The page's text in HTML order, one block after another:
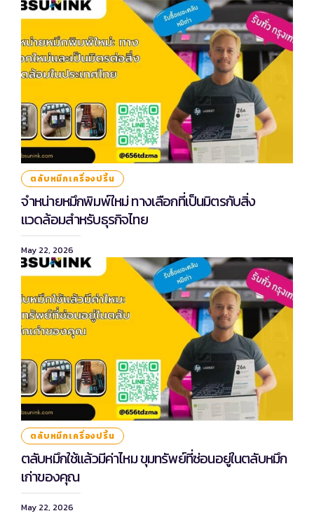
ตลับหมึกเครื่องปริ้น
จำหน่ายหมึกพิมพ์ใหม่ ทางเลือกที่เป็นมิตรกับสิ่ง
แวดล้อมสำหรับธุรกิจไทย
May 22, 2026
ตลับหมึกเครื่องปริ้น
ตลับหมึกใช้แล้วมีค่าไหม ขุมทรัพย์ที่ซ่อนอยู่ในตลับหมึก
เก่าของคุณ
May 22, 2026